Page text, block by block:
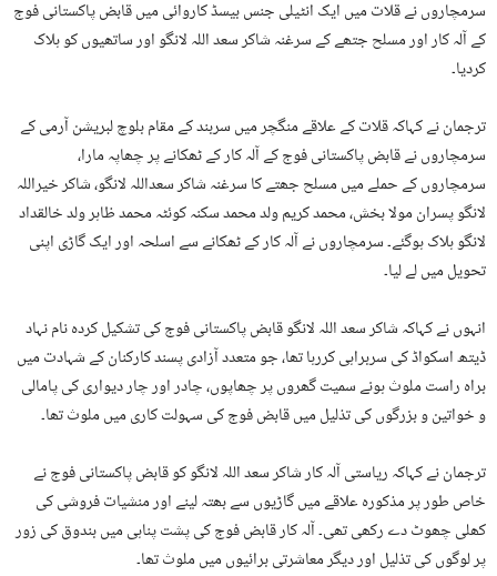
سرمچاروں نے قلات میں ایک انٹیلی جنس بیسڈ کاروائی میں قابض پاکستانی فوج
کے آلہ کار اور مسلح جتھے کے سرغنہ شاکر سعد اللہ لانگو اور ساتھیوں کو ہلاک
کردیا۔
ترجمان نے کہاکہ قلات کے علاقے منگچر میں سربند کے مقام بلوچ لبریشن آرمی کے
سرمچاروں نے قابض پاکستانی فوج کے آلہ کار کے ٹھکانے پر چھاپہ مارا،
سرمچاروں کے حملے میں مسلح جھتے کا سرغنہ شاکر سعداللہ لانگو، شاکر خیراللہ
لانگو پسران مولا بخش، محمد کریم ولد محمد سکنہ کوئٹہ محمد ظاہر ولد خالقداد
لانگو ہلاک ہوگئے۔ سرمچاروں نے آلہ کار کے ٹھکانے سے اسلحہ اور ایک گاڑی اپنی
تحویل میں لے لیا۔
انہوں نے کہاکہ شاکر سعد اللہ لانگو قابض پاکستانی فوج کی تشکیل کردہ نام نہاد
ڈیتھ اسکواڈ کی سربراہی کررہا تھا، جو متعدد آزادی پسند کارکنان کے شہادت میں
براہ راست ملوث ہونے سمیت گھروں پر چھاپوں، چادر اور چار دیواری کی پامالی
و خواتین و بزرگوں کی تذلیل میں قابض فوج کی سہولت کاری میں ملوث تھا۔
ترجمان نے کہاکہ ریاستی آلہ کار شاکر سعد اللہ لانگو کو قابض پاکستانی فوج نے
خاص طور پر مذکورہ علاقے میں گاڑیوں سے بھتہ لینے اور منشیات فروشی کی
کھلی چھوٹ دے رکھی تھی۔ آلہ کار قابض فوج کی پشت پناہی میں بندوق کی زور
پر لوگوں کی تذلیل اور دیگر معاشرتی برائیوں میں ملوث تھا۔